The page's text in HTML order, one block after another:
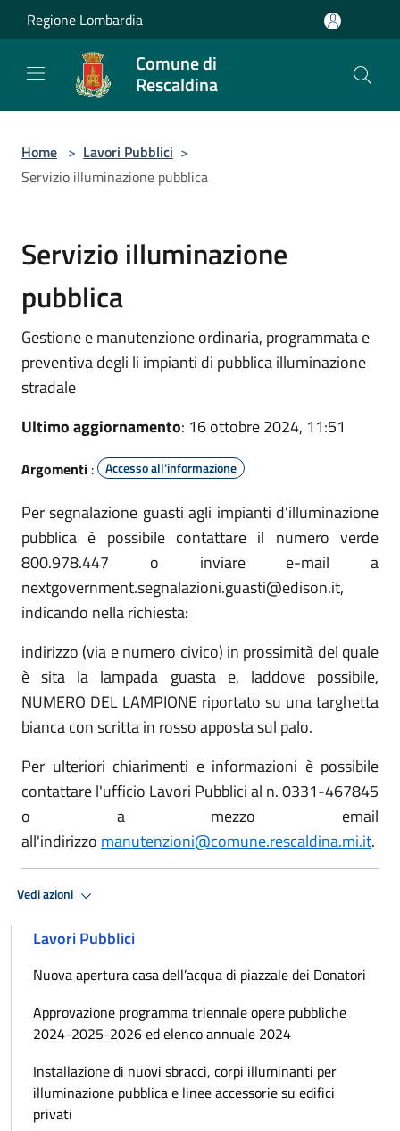
Salta al contenuto principale
Regione Lombardia
Comune di
Rescaldina
Home > Lavori Pubblici >
Servizio illuminazione pubblica
Servizio illuminazione
pubblica
Gestione e manutenzione ordinaria, programmata e
preventiva degli li impianti di pubblica illuminazione
stradale
Ultimo aggiornamento: 16 ottobre 2024, 11:51
Argomenti : Accesso all'informazione
Per segnalazione guasti agli impianti d’illuminazione
pubblica è possibile contattare il numero verde
800.978.447 o inviare e-mail a
nextgovernment.segnalazioni.guasti@edison.it,
indicando nella richiesta:
indirizzo (via e numero civico) in prossimità del quale
è sita la lampada guasta e, laddove possibile,
NUMERO DEL LAMPIONE riportato su una targhetta
bianca con scritta in rosso apposta sul palo.
Per ulteriori chiarimenti e informazioni è possibile
contattare l'ufficio Lavori Pubblici al n. 0331-467845
o a mezzo email
all'indirizzo manutenzioni@comune.rescaldina.mi.it.
Vedi azioni
Lavori Pubblici
Nuova apertura casa dell’acqua di piazzale dei Donatori
Approvazione programma triennale opere pubbliche
2024-2025-2026 ed elenco annuale 2024
Installazione di nuovi sbracci, corpi illuminanti per
illuminazione pubblica e linee accessorie su edifici
privati